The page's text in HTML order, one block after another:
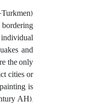
and
the only
cities or
is
AH),